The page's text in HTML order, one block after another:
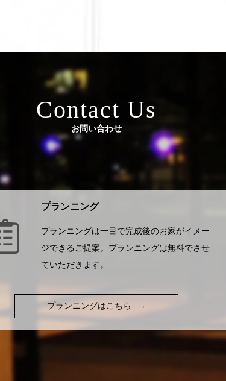
Contact Us
お問い合わせ
プランニング
プランニングは一目で完成後のお家がイメー
ジできるご提案。プランニングは無料でさせ
ていただきます。
プランニングはこちら →